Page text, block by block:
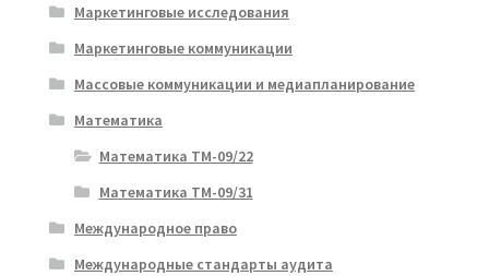
Маркетинговые исследования
Маркетинговые коммуникации
Массовые коммуникации и медиапланирование
Математика
Математика ТМ-09/22
Математика ТМ-09/31
Международное право
Международные стандарты аудита